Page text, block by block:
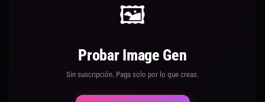
🖼️
Probar Image Gen
Sin suscripción. Paga solo por lo que creas.